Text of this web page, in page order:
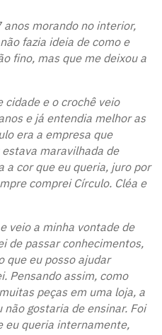
anos morando no interior,
fazia ideia de como e
fino, mas que me deixou a
cidade e o crochê veio
e já entendia melhor as
era a empresa que
maravilhada de
a cor que eu queria, juro por
comprei Círculo. Cléa e
veio a minha vontade de
de passar conhecimentos,
que eu posso ajudar
Pensando assim, como
peças em uma loja, a
gostaria de ensinar. Foi
eu queria internamente,